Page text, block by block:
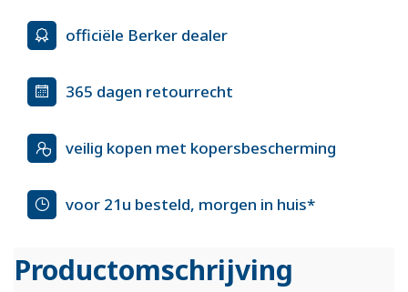
officiële Berker dealer
365 dagen retourrecht
veilig kopen met kopersbescherming
voor 21u besteld, morgen in huis*
Productomschrijving